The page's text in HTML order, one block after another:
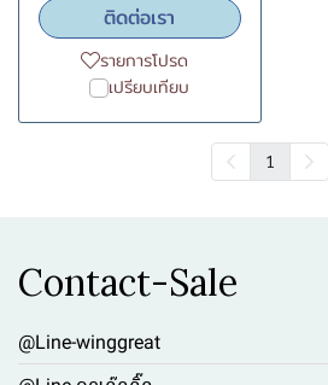
ติดต่อเรา
รายการโปรด
เปรียบเทียบ
1
Contact-Sale
@Line-winggreat